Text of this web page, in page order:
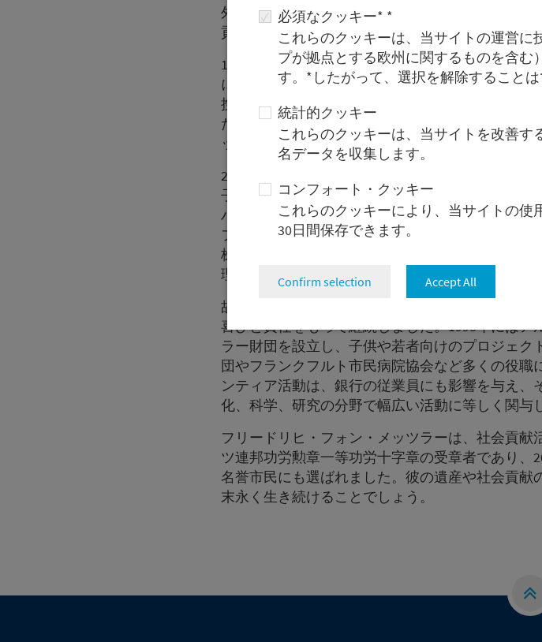
必須なクッキー* *
これらのクッキーは、当サイトの運営
プが拠点とする欧州に関するものを含む
す。*したがって、選択を解除することは
統計的クッキー
これらのクッキーは、当サイトを改善
名データを収集します。
コンフォート・クッキー
これらのクッキーにより、当サイトの
30日間保存できます。
Confirm selection Accept All
外を問わず、ドイツ国内および海外で広く知ら
貢献と起業家としてのビジョンは、人々の心に永
1943年にドイツ・ドレスデンで生まれたフリード
にフランクフルトに戻りました。1962年に高校を
携わった後、1969年にメッツラー銀行に入社し、
た。1970年代以降、ドイツの資本市場ビジネスも
ップの下、伝統的な専門知識を応用し、市場と
2018年には銀行の経営権をその子供たちに譲渡し
子供であるエレナとフランツがそれぞれ株式の約
ハルト・フォン・メッツラーが20%を所有してい
フォン・メッツラーは引き続き銀行と密接な関係
株式を資本投資の形として宣伝しました。退職後
理解してもらうことは、彼にとって重要な課題で
故郷であるフランクフルト・アム・マインの社会
喜びと責任をもって継続しました。1998年には
ラー財団を設立し、子供や若者向けのプロジェ
団やフランクフルト市民病院協会など多くの役
ンティア活動は、銀行の従業員にも影響を与え
化、科学、研究の分野で幅広い活動に等しく関与
フリードリヒ・フォン・メッツラーは、社会貢
ツ連邦功労勲章一等功労十字章の受章者であり
名誉市民にも選ばれました。彼の遺産や社会貢
末永く生き続けることでしょう。